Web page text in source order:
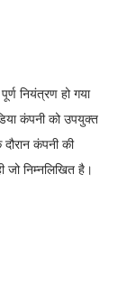
नियंत्रण हो गया
कंपनी को उपयुक्त
कंपनी की
जो निम्नलिखित है।